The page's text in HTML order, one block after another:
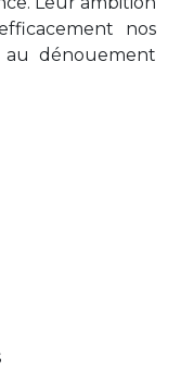
nos
dénouement